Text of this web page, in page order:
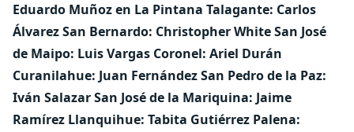
Eduardo Muñoz en La Pintana Talagante: Carlos
Álvarez San Bernardo: Christopher White San José
de Maipo: Luis Vargas Coronel: Ariel Durán
Curanilahue: Juan Fernández San Pedro de la Paz:
Iván Salazar San José de la Mariquina: Jaime
Ramírez Llanquihue: Tabita Gutiérrez Palena: